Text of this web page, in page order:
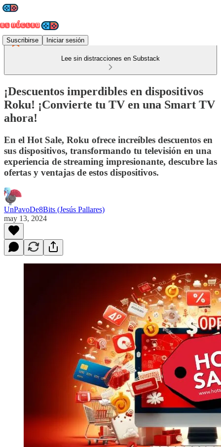
Suscribirse Iniciar sesión
Lee sin distracciones en Substack
¡Descuentos imperdibles en dispositivos
Roku! ¡Convierte tu TV en una Smart TV
ahora!
En el Hot Sale, Roku ofrece increíbles descuentos en
sus dispositivos, transformando tu televisión en una
experiencia de streaming impresionante, descubre las
ofertas y ventajas de estos dispositivos.
UnPavoDe8Bits (Jesús Pallares)
may 13, 2024